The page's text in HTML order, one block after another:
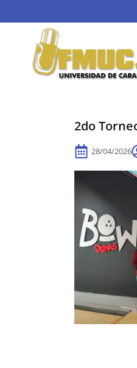
2do
28/04/2026